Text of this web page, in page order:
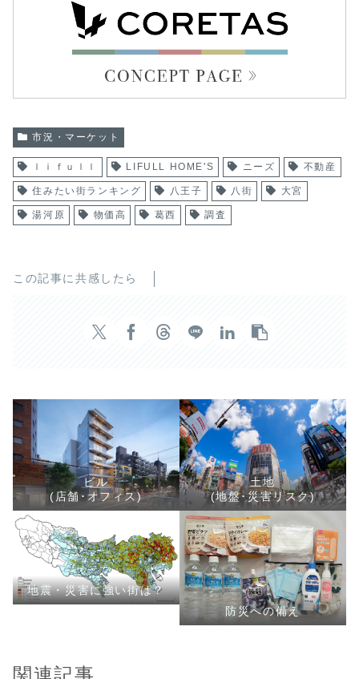
市況・マーケット
ｌｉｆｕｌｌ LIFULL HOME'S ニーズ 不動産
住みたい街ランキング 八王子 八街 大宮
湯河原 物価高 葛西 調査
この記事に共感したら
ビル
(店舗･オフィス)
土地
(地盤･災害リスク)
地震・災害に強い街は？
防災への備え
関連記事